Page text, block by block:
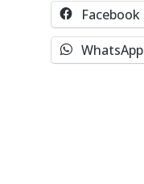
Facebook
WhatsApp